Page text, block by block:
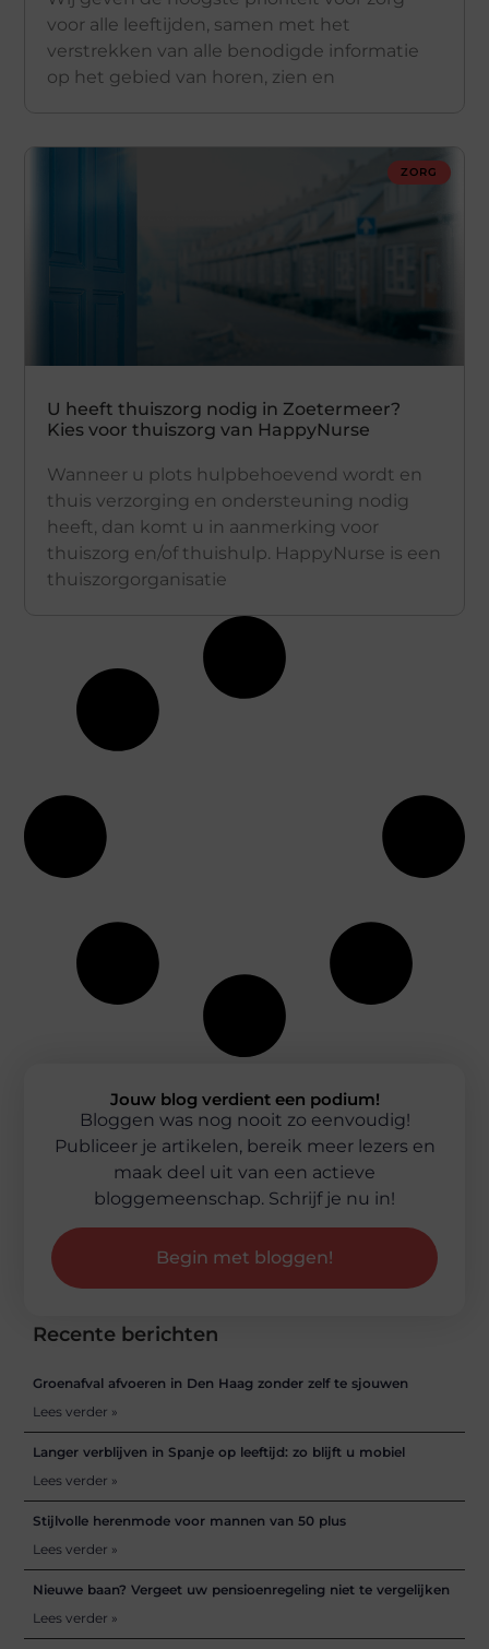
voor alle leeftijden, samen met het
verstrekken van alle benodigde informatie
op het gebied van horen, zien en
ZORG
U heeft thuiszorg nodig in Zoetermeer?
Kies voor thuiszorg van HappyNurse
Wanneer u plots hulpbehoevend wordt en
thuis verzorging en ondersteuning nodig
heeft, dan komt u in aanmerking voor
thuiszorg en/of thuishulp. HappyNurse is een
thuiszorgorganisatie
Recente berichten
Groenafval afvoeren in Den Haag zonder zelf te sjouwen
Lees verder »
Langer verblijven in Spanje op leeftijd: zo blijft u mobiel
Lees verder »
Stijlvolle herenmode voor mannen van 50 plus
Lees verder »
Nieuwe baan? Vergeet uw pensioenregeling niet te vergelijken
Lees verder »
Jouw blog verdient een podium!
Bloggen was nog nooit zo eenvoudig!
Publiceer je artikelen, bereik meer lezers en
maak deel uit van een actieve
bloggemeenschap. Schrijf je nu in!
Begin met bloggen!